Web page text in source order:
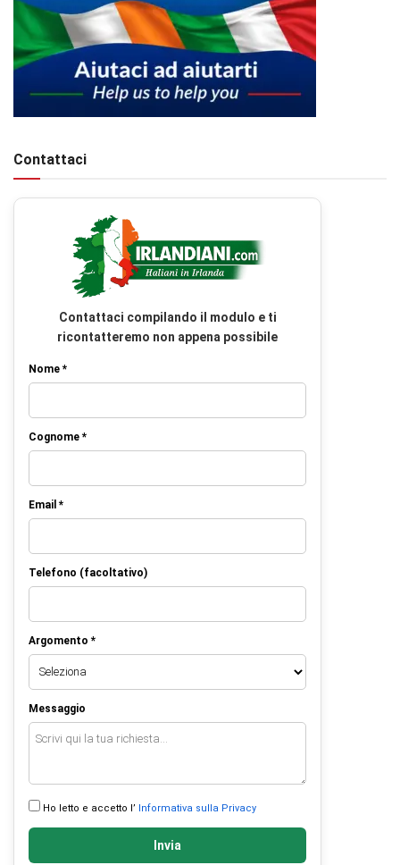
Contattaci
Contattaci compilando il modulo e ti
ricontatteremo non appena possibile
Nome *
Cognome *
Email *
Telefono (facoltativo)
Argomento *
Messaggio
Ho letto e accetto l’ Informativa sulla Privacy
Invia